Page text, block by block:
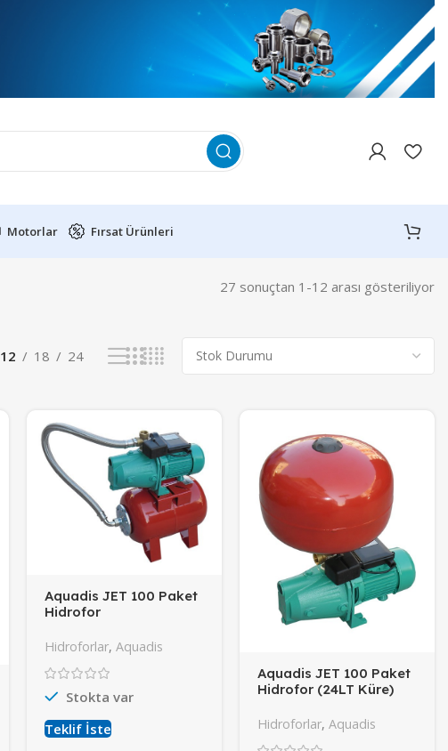
Motorlar Fırsat Ürünleri
27 sonuçtan 1-12 arası gösteriliyor
12 18 24
Aquadis JET 100 Paket
Hidrofor
Hidroforlar,Aquadis
Stokta var
Teklif İste
Aquadis JET 100 Paket
Hidrofor (24LT Küre)
Hidroforlar,Aquadis